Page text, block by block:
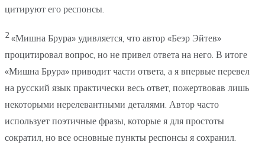
цитируют его респонсы.
2 «Мишна Брура» удивляется, что автор «Беэр Эйтев»
процитировал вопрос, но не привел ответа на него. В итоге
«Мишна Брура» приводит части ответа, а я впервые перевел
на русский язык практически весь ответ, пожертвовав лишь
некоторыми нерелевантными деталями. Автор часто
использует поэтичные фразы, которые я для простоты
сократил, но все основные пункты респонсы я сохранил.